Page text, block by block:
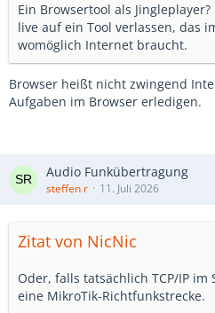
Ein Browsertool als
live auf ein Tool verlassen, das
womöglich Internet braucht.
Browser heißt nicht zwingend
Aufgaben im Browser erledigen.
Audio Funkübertragung
steffen r 11. Juli 2026
Zitat von NicNic
Oder, falls tatsächlich TCP/IP
eine MikroTik-Richtfunkstrecke.